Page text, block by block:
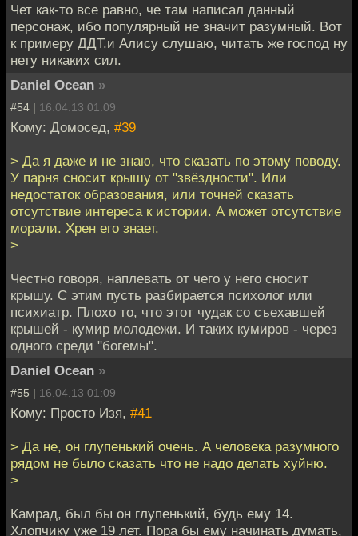
Чет как-то все равно, че там написал данный
персонаж, ибо популярный не значит разумный. Вот
к примеру ДДТ.и Алису слушаю, читать же господ ну
нету никаких сил.
Daniel Ocean »
#54 | 16.04.13 01:09
Кому: Домосед, #39
> Да я даже и не знаю, что сказать по этому поводу.
У парня сносит крышу от "звёздности". Или
недостаток образования, или точней сказать
отсутствие интереса к истории. А может отсутствие
морали. Хрен его знает.
>
Честно говоря, наплевать от чего у него сносит
крышу. С этим пусть разбирается психолог или
психиатр. Плохо то, что этот чудак со съехавшей
крышей - кумир молодежи. И таких кумиров - через
одного среди "богемы".
Daniel Ocean »
#55 | 16.04.13 01:09
Кому: Просто Изя, #41
> Да не, он глупенький очень. А человека разумного
рядом не было сказать что не надо делать хуйню.
>
Камрад, был бы он глупенький, будь ему 14.
Хлопчику уже 19 лет. Пора бы ему начинать думать,